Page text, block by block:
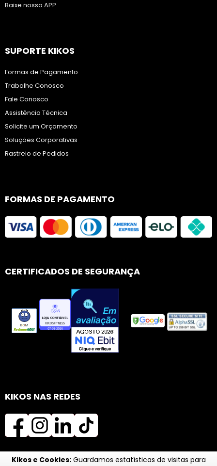
Kikos e Cookies:Guardamos estatísticas de visitas para
Baixe nosso APP
SUPORTE KIKOS
Formas de Pagamento
Trabalhe Conosco
Fale Conosco
Assistência Técnica
Solicite um Orçamento
Soluções Corporativas
Rastreio de Pedidos
FORMAS DE PAGAMENTO
CERTIFICADOS DE SEGURANÇA
KIKOS NAS REDES